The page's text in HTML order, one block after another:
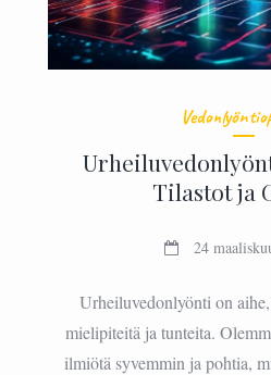
Tilastot ja
24
Urheiluvedonlyönti on
mielipiteitä ja tunteita.
ilmiötä syvemmin ja pohtia,